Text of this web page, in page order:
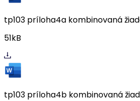
tp103 príloha4a kombinovaná
51kB
tp103 príloha4b kombinovaná